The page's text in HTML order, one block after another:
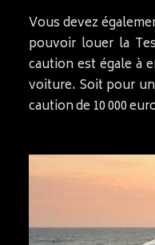
Vous devez
pouvoir louer la
caution est égale à
voiture. Soit pour
caution de 10 000